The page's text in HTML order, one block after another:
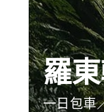
羅
一日包車